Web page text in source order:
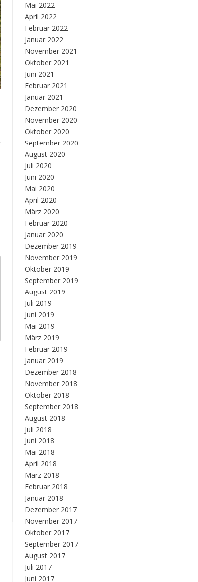
Mai 2022
April 2022
Februar 2022
Januar 2022
November 2021
Oktober 2021
Juni 2021
Februar 2021
Januar 2021
Dezember 2020
November 2020
Oktober 2020
September 2020
August 2020
Juli 2020
Juni 2020
Mai 2020
April 2020
März 2020
Februar 2020
Januar 2020
Dezember 2019
November 2019
Oktober 2019
September 2019
August 2019
Juli 2019
Juni 2019
Mai 2019
März 2019
Februar 2019
Januar 2019
Dezember 2018
November 2018
Oktober 2018
September 2018
August 2018
Juli 2018
Juni 2018
Mai 2018
April 2018
März 2018
Februar 2018
Januar 2018
Dezember 2017
November 2017
Oktober 2017
September 2017
August 2017
Juli 2017
Juni 2017